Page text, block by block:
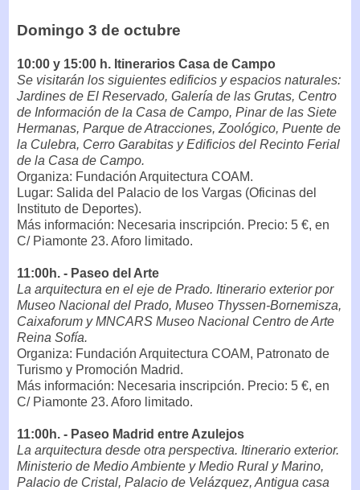
Domingo 3 de octubre
10:00 y 15:00 h. Itinerarios Casa de Campo
Se visitarán los siguientes edificios y espacios naturales:
Jardines de El Reservado, Galería de las Grutas, Centro
de Información de la Casa de Campo, Pinar de las Siete
Hermanas, Parque de Atracciones, Zoológico, Puente de
la Culebra, Cerro Garabitas y Edificios del Recinto Ferial
de la Casa de Campo.
Organiza: Fundación Arquitectura COAM.
Lugar: Salida del Palacio de los Vargas (Oficinas del
Instituto de Deportes).
Más información: Necesaria inscripción. Precio: 5 €, en
C/ Piamonte 23. Aforo limitado.
11:00h. - Paseo del Arte
La arquitectura en el eje de Prado. Itinerario exterior por
Museo Nacional del Prado, Museo Thyssen-Bornemisza,
Caixaforum y MNCARS Museo Nacional Centro de Arte
Reina Sofía.
Organiza: Fundación Arquitectura COAM, Patronato de
Turismo y Promoción Madrid.
Más información: Necesaria inscripción. Precio: 5 €, en
C/ Piamonte 23. Aforo limitado.
11:00h. - Paseo Madrid entre Azulejos
La arquitectura desde otra perspectiva. Itinerario exterior.
Ministerio de Medio Ambiente y Medio Rural y Marino,
Palacio de Cristal, Palacio de Velázquez, Antigua casa